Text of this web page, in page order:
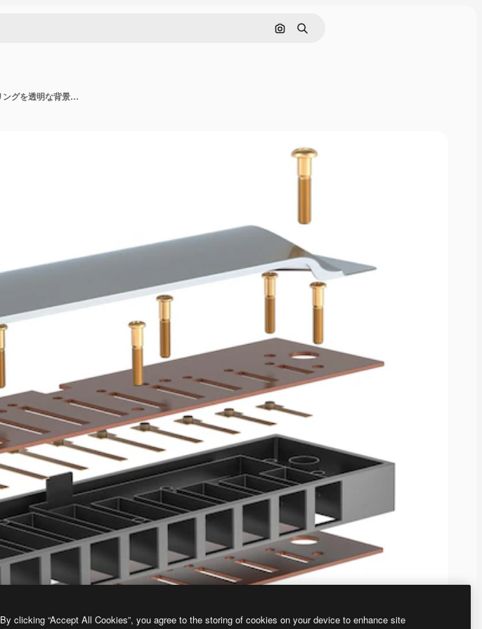
画像で検索
検索
ハーモニカの部品を解体したブルース・ハーモニカ 3D レンダリングを透明な背景に隔離した
By clicking “Accept All Cookies”, you agree to the storing of cookies on your device to enhance site